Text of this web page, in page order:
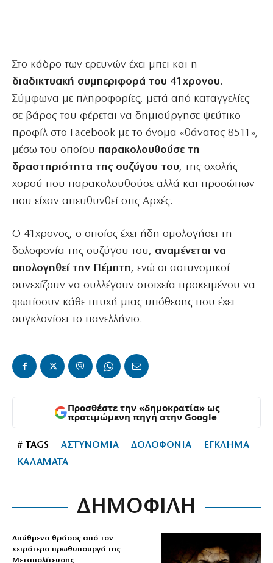
Στο κάδρο των ερευνών έχει μπει και η
διαδικτυακή συμπεριφορά του 41χρονου.
Σύμφωνα με πληροφορίες, μετά από καταγγελίες
σε βάρος του φέρεται να δημιούργησε ψεύτικο
προφίλ στο Facebook με το όνομα «θάνατος 8511»,
μέσω του οποίου παρακολουθούσε τη
δραστηριότητα της συζύγου του, της σχολής
χορού που παρακολουθούσε αλλά και προσώπων
που είχαν απευθυνθεί στις Αρχές.
Ο 41χρονος, ο οποίος έχει ήδη ομολογήσει τη
δολοφονία της συζύγου του, αναμένεται να
απολογηθεί την Πέμπτη, ενώ οι αστυνομικοί
συνεχίζουν να συλλέγουν στοιχεία προκειμένου να
φωτίσουν κάθε πτυχή μιας υπόθεσης που έχει
συγκλονίσει το πανελλήνιο.
Προσθέστε την «δημοκρατία» ως
προτιμώμενη πηγή στην Google
# TAGS ΑΣΤΥΝΟΜΙΑ ΔΟΛΟΦΟΝΙΑ
ΕΓΚΛΗΜΑ
ΚΑΛΑΜΑΤΑ
ΔΗΜΟΦΙΛΗ
Απύθμενο θράσος από τον
χειρότερο πρωθυπουργό της
Μεταπολίτευσης